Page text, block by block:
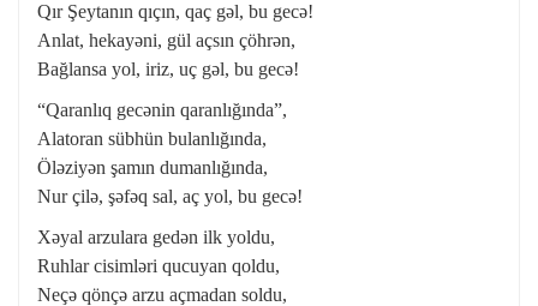
Qır Şeytanın qıçın, qaç gəl, bu gecə!
Anlat, hekayəni, gül açsın çöhrən,
Bağlansa yol, iriz, uç gəl, bu gecə!
“Qaranlıq gecənin qaranlığında”,
Alatoran sübhün bulanlığında,
Öləziyən şamın dumanlığında,
Nur çilə, şəfəq sal, aç yol, bu gecə!
Xəyal arzulara gedən ilk yoldu,
Ruhlar cisimləri qucuyan qoldu,
Neçə qönçə arzu açmadan soldu,